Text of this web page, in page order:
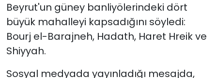
Beyrut'un güney banliyölerindeki dört
büyük mahalleyi kapsadığını söyledi:
Bourj el-Barajneh, Hadath, Haret Hreik ve
Shiyyah.
Sosyal medyada yayınladığı mesajda,